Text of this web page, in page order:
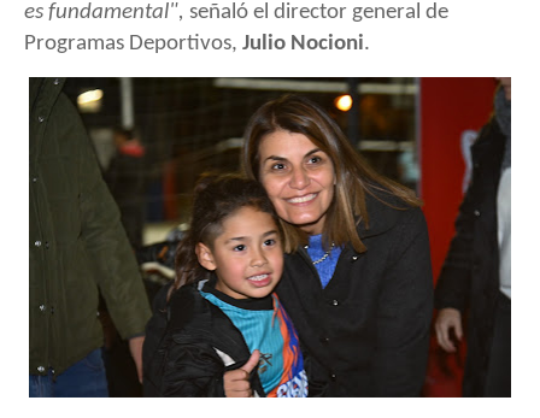
es fundamental", señaló el director general de
Programas Deportivos, Julio Nocioni.